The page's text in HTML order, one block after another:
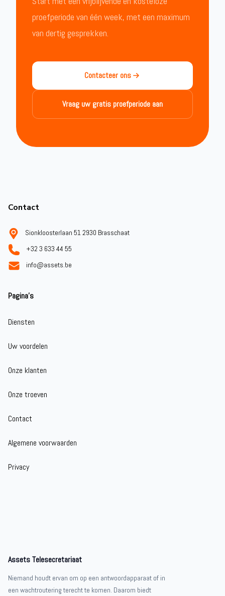
proefperiode van één week, met een maximum
van dertig gesprekken.
Contacteer ons
Vraag uw gratis proefperiode aan
Contact
Sionkloosterlaan 51 2930 Brasschaat
+32 3 633 44 55
info@assets.be
Pagina's
Diensten
Uw voordelen
Onze klanten
Onze troeven
Contact
Algemene voorwaarden
Privacy
Assets Telesecretariaat
Niemand houdt ervan om op een antwoordapparaat of in
een wachtroutering terecht te komen. Daarom biedt